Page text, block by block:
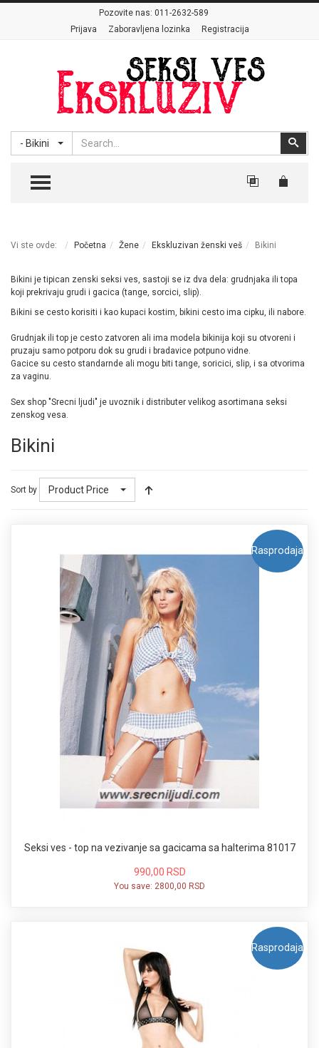
Pozovite nas: 011-2632-589
Prijava
Zaboravljena lozinka Registracija
- Bikini
Search
TOGGLE MENU
Vi ste ovde: Početna Žene Ekskluzivan ženski veš Bikini
Bikini je tipican zenski seksi ves, sastoji se iz dva dela: grudnjaka ili topa
koji prekrivaju grudi i gacica (tange, sorcici, slip).
Bikini se cesto korisiti i kao kupaci kostim, bikini cesto ima cipku, ili nabore.
Grudnjak ili top je cesto zatvoren ali ima modela bikinija koji su otvoreni i
pruzaju samo potporu dok su grudi i bradavice potpuno vidne.
Gacice su cesto standarnde ali mogu biti tange, soricici, slip, i sa otvorima
za vaginu.
Sex shop "Srecni ljudi" je uvoznik i distributer velikog asortimana seksi
zenskog vesa.
Bikini
Sort by Product Price
Rasprodaja
Seksi ves - top na vezivanje sa gacicama sa halterima 81017
990,00 RSD
You save: 2800,00 RSD
Rasprodaja